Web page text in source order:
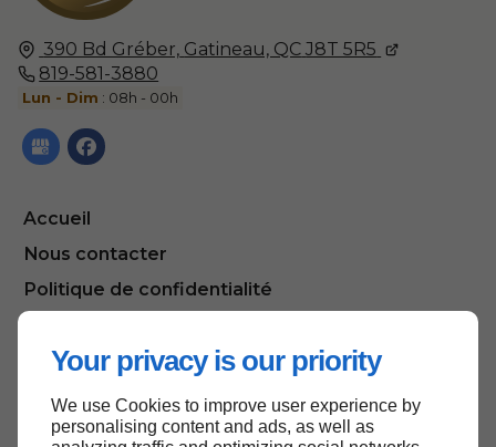
Your privacy is our priority
We use Cookies to improve user experience by
personalising content and ads, as well as
390 Bd Gréber, Gatineau, QC J8T 5R5
819-581-3880
Lun - Dim : 08h - 00h
Accueil
Nous contacter
Politique de confidentialité
Haut de page